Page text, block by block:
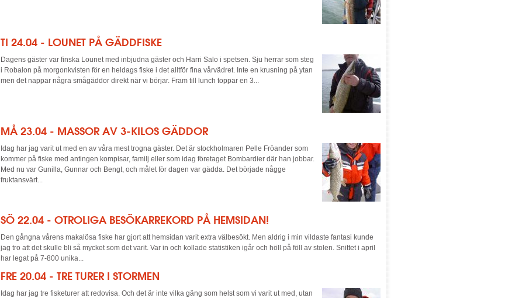
TI 24.04 - LOUNET PÅ GÄDDFISKE
Dagens gäster var finska Lounet med inbjudna gäster och Harri Salo i spetsen. Sju herrar som steg
i Robalon på morgonkvisten för en heldags fiske i det alltför fina vårvädret. Inte en krusning på ytan
men det nappar några smågäddor direkt när vi börjar. Fram till lunch toppar en 3...
MÅ 23.04 - MASSOR AV 3-KILOS GÄDDOR
Idag har jag varit ut med en av våra mest trogna gäster. Det är stockholmaren Pelle Fröander som
kommer på fiske med antingen kompisar, familj eller som idag företaget Bombardier där han jobbar.
Med nu var Gunilla, Gunnar och Bengt, och målet för dagen var gädda. Det började någge
fruktansvärt...
SÖ 22.04 - OTROLIGA BESÖKARREKORD PÅ HEMSIDAN!
Den gångna vårens makalösa fiske har gjort att hemsidan varit extra välbesökt. Men aldrig i min vildaste fantasi kunde
jag tro att det skulle bli så mycket som det varit. Var in och kollade statistiken igår och höll på föll av stolen. Snittet i april
har legat på 7-800 unika...
FRE 20.04 - TRE TURER I STORMEN
Idag har jag tre fisketurer att redovisa. Och det är inte vilka gäng som helst som vi varit ut med, utan